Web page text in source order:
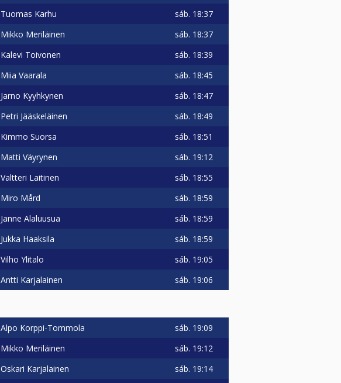
Tuomas Karhu sáb. 18:37
Mikko Meriläinen sáb. 18:37
Kalevi Toivonen sáb. 18:39
Miia Vaarala sáb. 18:45
Jarno Kyyhkynen sáb. 18:47
Petri Jääskeläinen sáb. 18:49
Kimmo Suorsa sáb. 18:51
Matti Väyrynen sáb. 19:12
Valtteri Laitinen sáb. 18:55
Miro Mård sáb. 18:59
Janne Alaluusua sáb. 18:59
Jukka Haaksila sáb. 18:59
Vilho Ylitalo sáb. 19:05
Antti Karjalainen sáb. 19:06
Alpo Korppi-Tommola sáb. 19:09
Mikko Meriläinen sáb. 19:12
Oskari Karjalainen sáb. 19:14